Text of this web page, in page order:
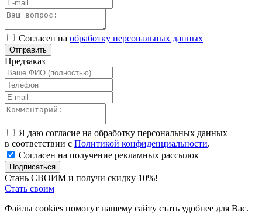
Согласен на обработку персональных данных
Отправить
Предзаказ
Я даю согласие на обработку персональных данных
в соответствии с Политикой конфиденциальности.
Согласен на получение рекламных рассылок
Подписаться
Стань СВОИМ и получи скидку 10%!
Стать своим
Файлы cookies помогут нашему сайту стать удобнее для Вас.